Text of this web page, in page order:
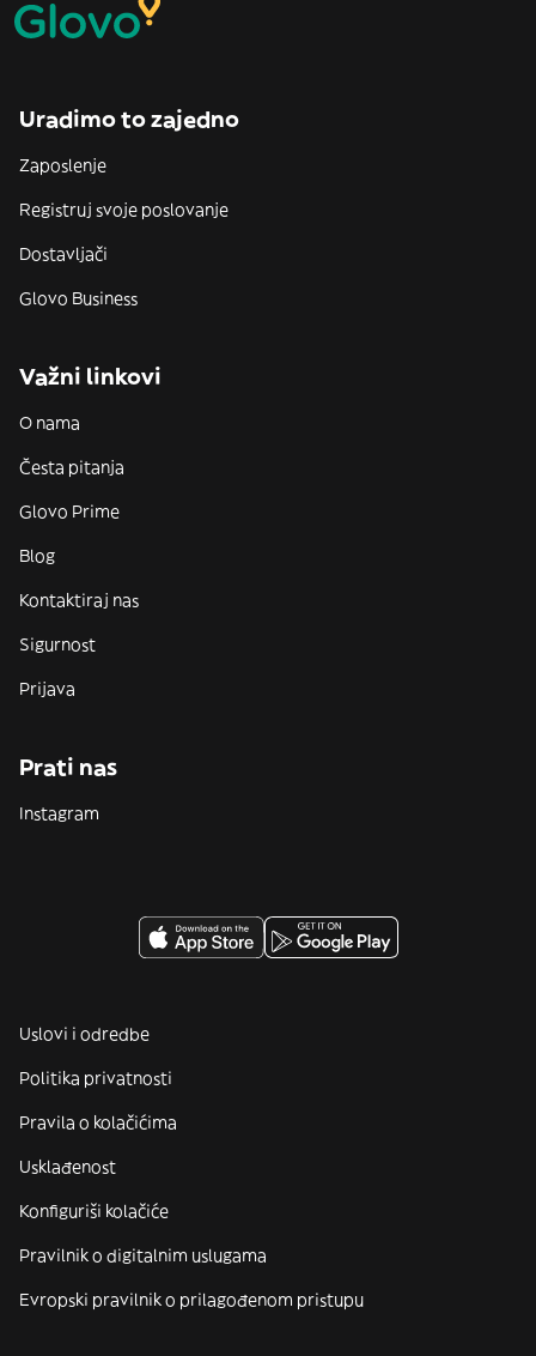
Uradimo to zajedno
Zaposlenje
Registruj svoje poslovanje
Dostavljači
Glovo Business
Važni linkovi
O nama
Česta pitanja
Glovo Prime
Blog
Kontaktiraj nas
Sigurnost
Prijava
Prati nas
Instagram
Uslovi i odredbe
Politika privatnosti
Pravila o kolačićima
Usklađenost
Konfiguriši kolačiće
Pravilnik o digitalnim uslugama
Evropski pravilnik o prilagođenom pristupu